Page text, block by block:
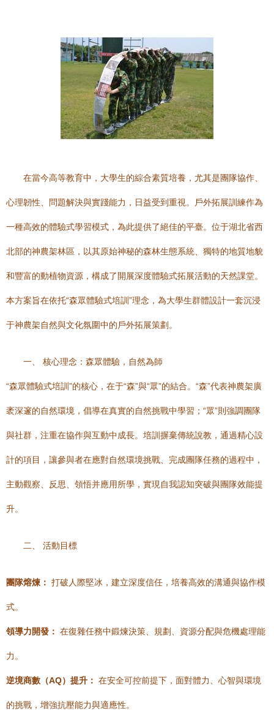
在當今高等教育中，大學生的綜合素質培養，尤其是團隊協作、
心理韌性、問題解決與實踐能力，日益受到重視。戶外拓展訓練作為
一種高效的體驗式學習模式，為此提供了絕佳的平臺。位于湖北省西
北部的神農架林區，以其原始神秘的森林生態系統、獨特的地質地貌
和豐富的動植物資源，構成了開展深度體驗式拓展活動的天然課堂。
本方案旨在依托“森眾體驗式培訓”理念，為大學生群體設計一套沉浸
于神農架自然與文化氛圍中的戶外拓展策劃。
一、 核心理念：森眾體驗，自然為師
“森眾體驗式培訓”的核心，在于“森”與“眾”的結合。“森”代表神農架廣
袤深邃的自然環境，倡導在真實的自然挑戰中學習；“眾”則強調團隊
與社群，注重在協作與互動中成長。培訓摒棄傳統說教，通過精心設
計的項目，讓參與者在應對自然環境挑戰、完成團隊任務的過程中，
主動觀察、反思、領悟并應用所學，實現自我認知突破與團隊效能提
升。
二、 活動目標
團隊熔煉： 打破人際堅冰，建立深度信任，培養高效的溝通與協作模
式。
領導力開發： 在復雜任務中鍛煉決策、規劃、資源分配與危機處理能
力。
逆境商數（AQ）提升： 在安全可控前提下，面對體力、心智與環境
的挑戰，增強抗壓能力與適應性。